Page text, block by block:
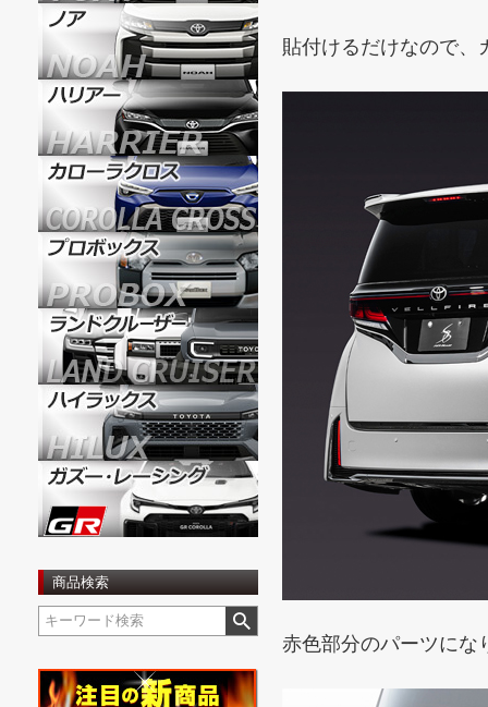
商品検索
貼付けるだけなので、
赤色部分のパーツにな